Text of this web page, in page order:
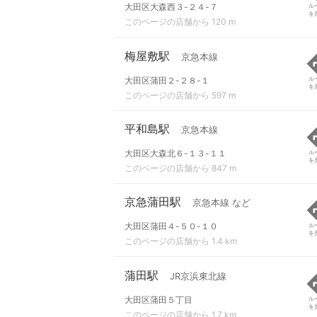
大田区大森西３-２４-７
このページの店舗から 120 m
ル
を
梅屋敷駅 京急本線
大田区蒲田２-２８-１
このページの店舗から 597 m
ル
を
平和島駅 京急本線
大田区大森北６-１３-１１
このページの店舗から 847 m
ル
を
京急蒲田駅 京急本線 など
大田区蒲田４-５０-１０
このページの店舗から 1.4 km
ル
を
蒲田駅 JR京浜東北線
大田区蒲田５丁目
このページの店舗から 1.7 km
ル
を